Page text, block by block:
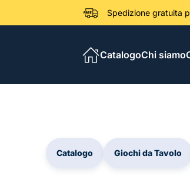
Spedizione
CatalogoChi siamo
Catalogo Giochi da Tavolo